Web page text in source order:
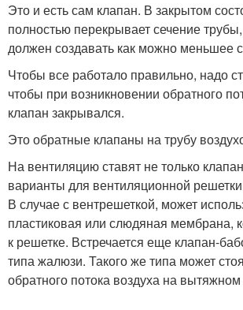
Это и есть сам клапан. В закрытом
полностью перекрывает сечение
должен создавать как можно меньшее
Чтобы все работало правильно, надо
чтобы при возникновении обратного
клапан закрывался.
Это обратные клапаны на трубу
На вентиляцию ставят не только
варианты для вентиляционной
В случае с вентрешеткой, может
пластиковая или слюдяная мембрана,
к решетке. Встречается еще клапан-
типа жалюзи. Такого же типа может
обратного потока воздуха на